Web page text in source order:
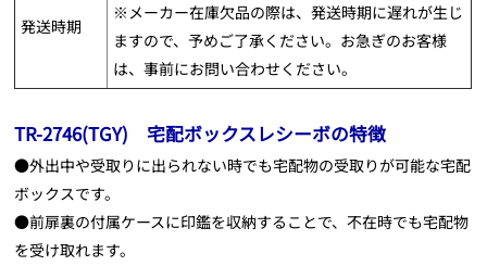
発送時期
※メーカー在庫欠品の際は、発送時期に遅れが生じ
ますので、予めご了承ください。お急ぎのお客様
は、事前にお問い合わせください。
TR-2746(TGY) 宅配ボックスレシーボの特徴
●外出中や受取りに出られない時でも宅配物の受取りが可能な宅配
ボックスです。
●前扉裏の付属ケースに印鑑を収納することで、不在時でも宅配物
を受け取れます。